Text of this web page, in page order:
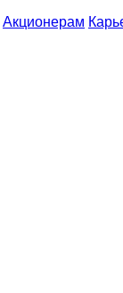
Акционерам